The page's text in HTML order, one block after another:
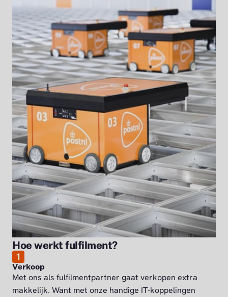
Hoe werkt fulfilment?
1
Verkoop
Met ons als fulfilmentpartner gaat verkopen extra
makkelijk. Want met onze handige IT-koppelingen